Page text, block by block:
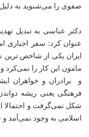
صفوی را می‌شنوید به
دکتر عباسی به تبدیل
ایران یکی از شاخص ترین
مامون این کار را نمی‌کرد
و برادران و خواهران
فرهنگی یعنی ریشه
شکل نمی‌گرفت و احتمالا
اسلامی به وجود نمی‌آمد